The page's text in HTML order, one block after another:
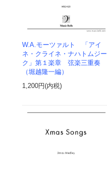
W.A.モーツァルト 「アイ
ネ・クライネ・ナハトムジー
ク」第１楽章 弦楽三重奏
（堀越隆一編）
1,200円(内税)